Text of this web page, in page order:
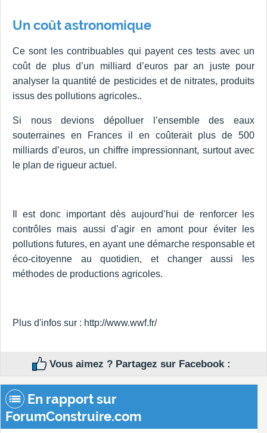
Un coût astronomique
Ce sont les contribuables qui payent ces tests avec un
coût de plus d’un milliard d’euros par an juste pour
analyser la quantité de pesticides et de nitrates, produits
issus des pollutions agricoles..
Si nous devions dépolluer l’ensemble des eaux
souterraines en Frances il en coûterait plus de 500
milliards d’euros, un chiffre impressionnant, surtout avec
le plan de rigueur actuel.
Il est donc important dès aujourd’hui de renforcer les
contrôles mais aussi d’agir en amont pour éviter les
pollutions futures, en ayant une démarche responsable et
éco-citoyenne au quotidien, et changer aussi les
méthodes de productions agricoles.
Plus d'infos sur : http://www.wwf.fr/
Vous aimez ? Partagez sur Facebook :
En rapport sur
ForumConstruire.com